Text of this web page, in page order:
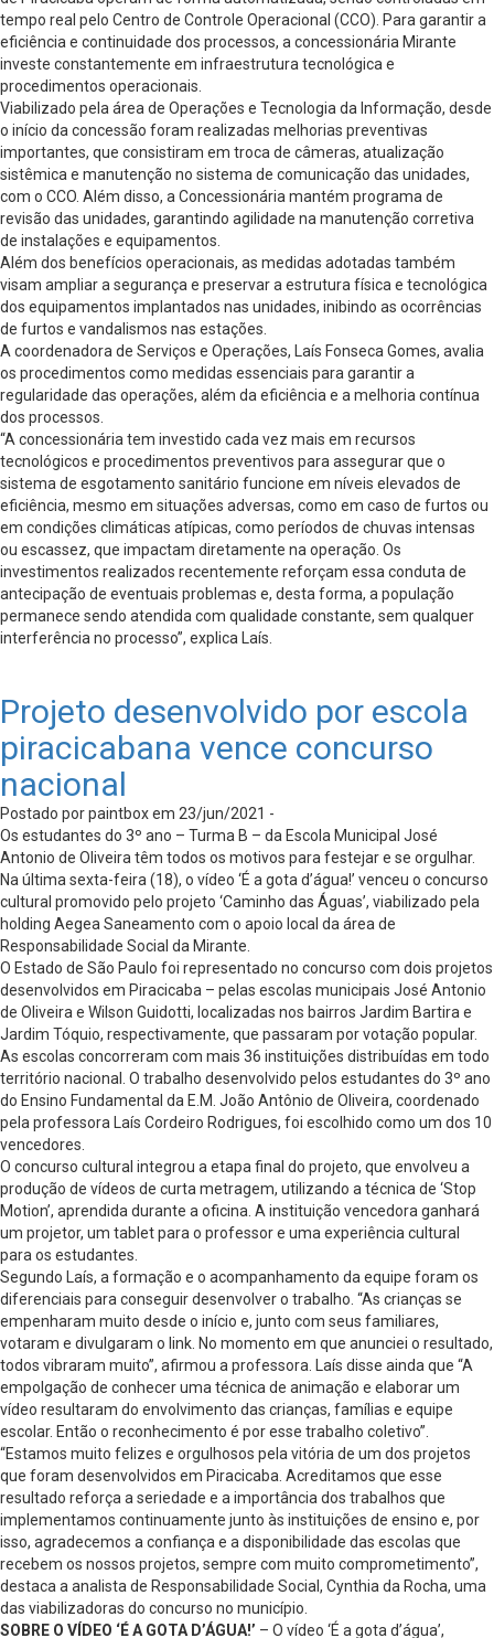
tempo real pelo Centro de Controle Operacional (CCO). Para garantir a
eficiência e continuidade dos processos, a concessionária Mirante
investe constantemente em infraestrutura tecnológica e
procedimentos operacionais.
Viabilizado pela área de Operações e Tecnologia da Informação, desde
o início da concessão foram realizadas melhorias preventivas
importantes, que consistiram em troca de câmeras, atualização
sistêmica e manutenção no sistema de comunicação das unidades,
com o CCO. Além disso, a Concessionária mantém programa de
revisão das unidades, garantindo agilidade na manutenção corretiva
de instalações e equipamentos.
Além dos benefícios operacionais, as medidas adotadas também
visam ampliar a segurança e preservar a estrutura física e tecnológica
dos equipamentos implantados nas unidades, inibindo as ocorrências
de furtos e vandalismos nas estações.
A coordenadora de Serviços e Operações, Laís Fonseca Gomes, avalia
os procedimentos como medidas essenciais para garantir a
regularidade das operações, além da eficiência e a melhoria contínua
dos processos.
“A concessionária tem investido cada vez mais em recursos
tecnológicos e procedimentos preventivos para assegurar que o
sistema de esgotamento sanitário funcione em níveis elevados de
eficiência, mesmo em situações adversas, como em caso de furtos ou
em condições climáticas atípicas, como períodos de chuvas intensas
ou escassez, que impactam diretamente na operação. Os
investimentos realizados recentemente reforçam essa conduta de
antecipação de eventuais problemas e, desta forma, a população
permanece sendo atendida com qualidade constante, sem qualquer
interferência no processo”, explica Laís.
Projeto desenvolvido por escola
piracicabana vence concurso
nacional
Postado por paintbox em 23/jun/2021 -
Os estudantes do 3º ano – Turma B – da Escola Municipal José
Antonio de Oliveira têm todos os motivos para festejar e se orgulhar.
Na última sexta-feira (18), o vídeo ‘É a gota d’água!’ venceu o concurso
cultural promovido pelo projeto ‘Caminho das Águas’, viabilizado pela
holding Aegea Saneamento com o apoio local da área de
Responsabilidade Social da Mirante.
O Estado de São Paulo foi representado no concurso com dois projetos
desenvolvidos em Piracicaba – pelas escolas municipais José Antonio
de Oliveira e Wilson Guidotti, localizadas nos bairros Jardim Bartira e
Jardim Tóquio, respectivamente, que passaram por votação popular.
As escolas concorreram com mais 36 instituições distribuídas em todo
território nacional. O trabalho desenvolvido pelos estudantes do 3º ano
do Ensino Fundamental da E.M. João Antônio de Oliveira, coordenado
pela professora Laís Cordeiro Rodrigues, foi escolhido como um dos 10
vencedores.
O concurso cultural integrou a etapa final do projeto, que envolveu a
produção de vídeos de curta metragem, utilizando a técnica de ‘Stop
Motion’, aprendida durante a oficina. A instituição vencedora ganhará
um projetor, um tablet para o professor e uma experiência cultural
para os estudantes.
Segundo Laís, a formação e o acompanhamento da equipe foram os
diferenciais para conseguir desenvolver o trabalho. “As crianças se
empenharam muito desde o início e, junto com seus familiares,
votaram e divulgaram o link. No momento em que anunciei o resultado,
todos vibraram muito”, afirmou a professora. Laís disse ainda que “A
empolgação de conhecer uma técnica de animação e elaborar um
vídeo resultaram do envolvimento das crianças, famílias e equipe
escolar. Então o reconhecimento é por esse trabalho coletivo”.
“Estamos muito felizes e orgulhosos pela vitória de um dos projetos
que foram desenvolvidos em Piracicaba. Acreditamos que esse
resultado reforça a seriedade e a importância dos trabalhos que
implementamos continuamente junto às instituições de ensino e, por
isso, agradecemos a confiança e a disponibilidade das escolas que
recebem os nossos projetos, sempre com muito comprometimento”,
destaca a analista de Responsabilidade Social, Cynthia da Rocha, uma
das viabilizadoras do concurso no município.
SOBRE O VÍDEO ‘É A GOTA D’ÁGUA!’ – O vídeo ‘É a gota d’água’,